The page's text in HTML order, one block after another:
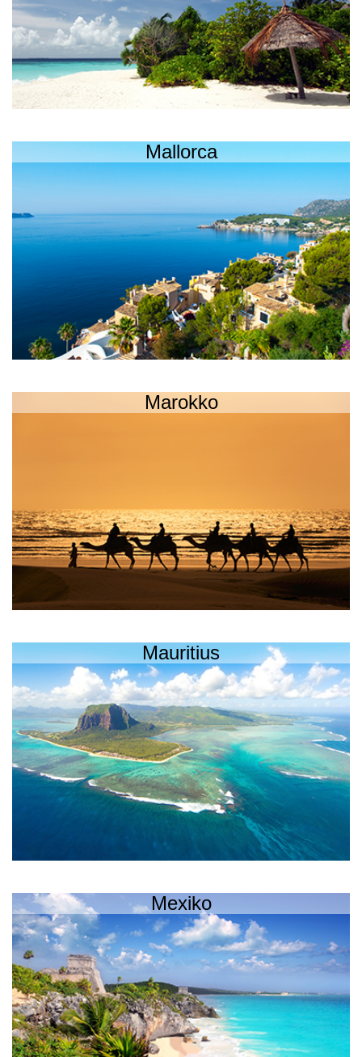
Mallorca
Marokko
Mauritius
Mexiko